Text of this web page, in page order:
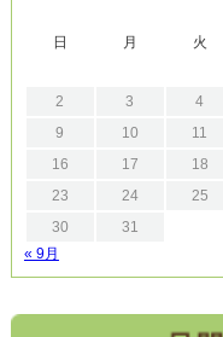
日 月 火
2
3 4
9
10 11
16
17 18
23
24 25
30
31
« 9月